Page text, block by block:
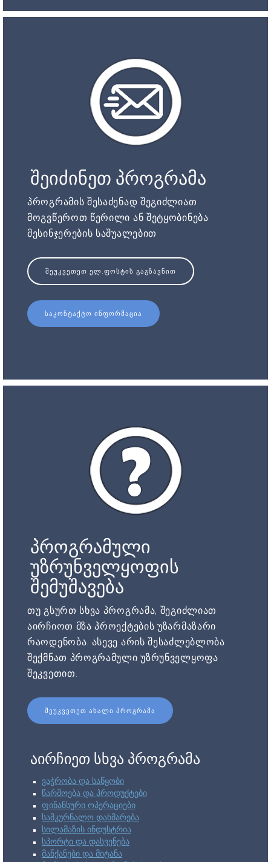
შეიძინეთ პროგრამა
პროგრამის შესაძენად შეგიძლიათ
მოგვწეროთ წერილი ან შეტყობინება
მესინჯერების საშუალებით
ᲨᲔᲣᲙᲕᲔᲗᲔᲗ ᲔᲚ.ᲤᲝᲡᲢᲘᲡ ᲒᲐᲒᲖᲐᲕᲜᲘᲗ
ᲡᲐᲙᲝᲜᲢᲐᲥᲢᲝ ᲘᲜᲤᲝᲠᲛᲐᲪᲘᲐ
პროგრამული
უზრუნველყოფის
შემუშავება
თუ გსურთ სხვა პროგრამა, შეგიძლიათ
აირჩიოთ მზა პროექტების უზარმაზარი
რაოდენობა. ასევე არის შესაძლებლობა
შექმნათ პროგრამული უზრუნველყოფა
შეკვეთით.
ᲨᲔᲣᲙᲕᲔᲗᲔᲗ ᲐᲮᲐᲚᲘ ᲞᲠᲝᲒᲠᲐᲛᲐ
აირჩიეთ სხვა პროგრამა
ვაჭრობა და საწყობი
წარმოება და პროდუქტები
ფინანსური ოპერაციები
სამკურნალო დახმარება
სილამაზის ინდუსტრია
სპორტი და დასვენება
მანქანები და მიტანა